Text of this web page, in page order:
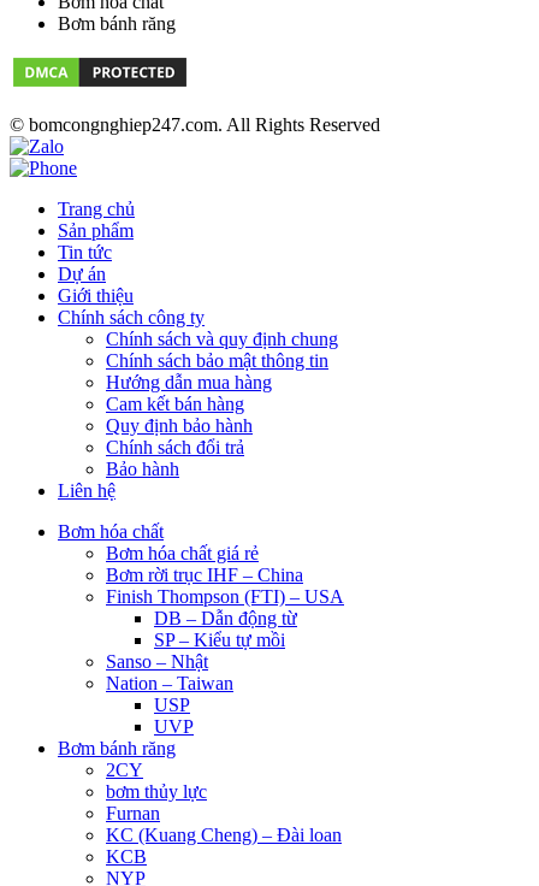
Bơm bánh răng
© bomcongnghiep247.com. All Rights Reserved
Trang chủ
Sản phẩm
Tin tức
Dự án
Giới thiệu
Chính sách công ty
Chính sách và quy định chung
Chính sách bảo mật thông tin
Hướng dẫn mua hàng
Cam kết bán hàng
Quy định bảo hành
Chính sách đổi trả
Bảo hành
Liên hệ
Bơm hóa chất
Bơm hóa chất giá rẻ
Bơm rời trục IHF – China
Finish Thompson (FTI) – USA
DB – Dẫn động từ
SP – Kiểu tự mồi
Sanso – Nhật
Nation – Taiwan
USP
UVP
Bơm bánh răng
2CY
bơm thủy lực
Furnan
KC (Kuang Cheng) – Đài loan
KCB
NYP